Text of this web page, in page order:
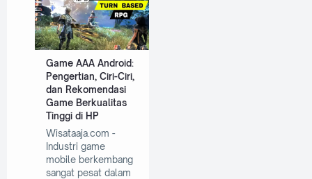
Game AAA Android:
Pengertian, Ciri-Ciri,
dan Rekomendasi
Game Berkualitas
Tinggi di HP
Wisataaja.com -
Industri game
mobile berkembang
sangat pesat dalam